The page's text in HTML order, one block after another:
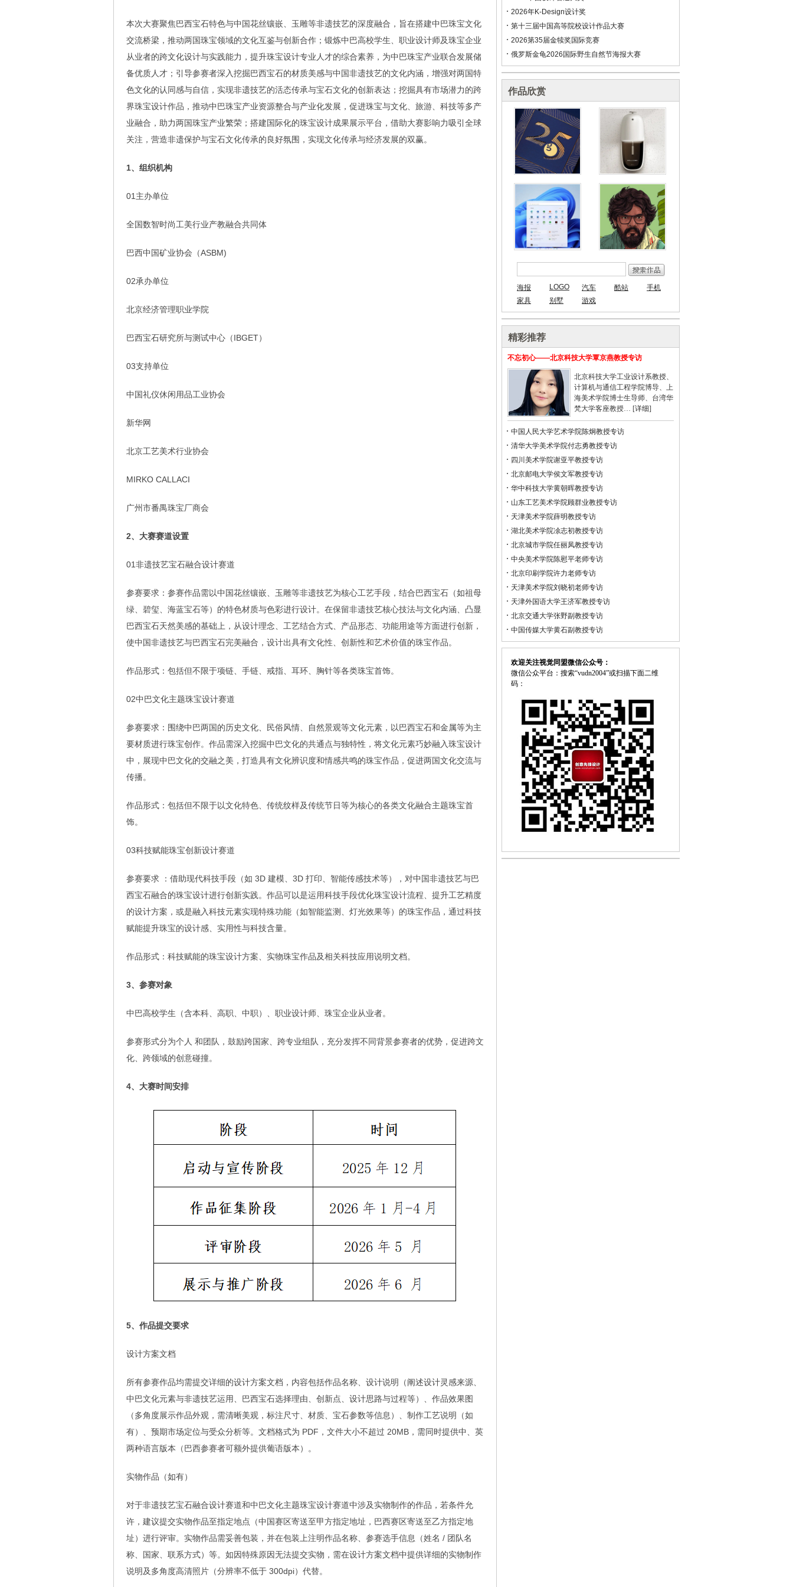
本次大赛聚焦巴西宝石特色与中国花丝镶嵌、玉雕等非遗技艺的深度融合，旨在搭建中巴珠宝文化
交流桥梁，推动两国珠宝领域的文化互鉴与创新合作；锻炼中巴高校学生、职业设计师及珠宝企业
从业者的跨文化设计与实践能力，提升珠宝设计专业人才的综合素养，为中巴珠宝产业联合发展储
备优质人才；引导参赛者深入挖掘巴西宝石的材质美感与中国非遗技艺的文化内涵，增强对两国特
色文化的认同感与自信，实现非遗技艺的活态传承与宝石文化的创新表达；挖掘具有市场潜力的跨
界珠宝设计作品，推动中巴珠宝产业资源整合与产业化发展，促进珠宝与文化、旅游、科技等多产
业融合，助力两国珠宝产业繁荣；搭建国际化的珠宝设计成果展示平台，借助大赛影响力吸引全球
关注，营造非遗保护与宝石文化传承的良好氛围，实现文化传承与经济发展的双赢。
1、组织机构
01主办单位
全国数智时尚工美行业产教融合共同体
巴西中国矿业协会（ASBM)
02承办单位
北京经济管理职业学院
巴西宝石研究所与测试中心（IBGET）
03支持单位
中国礼仪休闲用品工业协会
新华网
北京工艺美术行业协会
MIRKO CALLACI
广州市番禺珠宝厂商会
2、大赛赛道设置
01非遗技艺宝石融合设计赛道
参赛要求：参赛作品需以中国花丝镶嵌、玉雕等非遗技艺为核心工艺手段，结合巴西宝石（如祖母
绿、碧玺、海蓝宝石等）的特色材质与色彩进行设计。在保留非遗技艺核心技法与文化内涵、凸显
巴西宝石天然美感的基础上，从设计理念、工艺结合方式、产品形态、功能用途等方面进行创新，
使中国非遗技艺与巴西宝石完美融合，设计出具有文化性、创新性和艺术价值的珠宝作品。
作品形式：包括但不限于项链、手链、戒指、耳环、胸针等各类珠宝首饰。
02中巴文化主题珠宝设计赛道
参赛要求：围绕中巴两国的历史文化、民俗风情、自然景观等文化元素，以巴西宝石和金属等为主
要材质进行珠宝创作。作品需深入挖掘中巴文化的共通点与独特性，将文化元素巧妙融入珠宝设计
中，展现中巴文化的交融之美，打造具有文化辨识度和情感共鸣的珠宝作品，促进两国文化交流与
传播。
作品形式：包括但不限于以文化特色、传统纹样及传统节日等为核心的各类文化融合主题珠宝首
饰。
03科技赋能珠宝创新设计赛道
参赛要求 ：借助现代科技手段（如 3D 建模、3D 打印、智能传感技术等），对中国非遗技艺与巴
西宝石融合的珠宝设计进行创新实践。作品可以是运用科技手段优化珠宝设计流程、提升工艺精度
的设计方案，或是融入科技元素实现特殊功能（如智能监测、灯光效果等）的珠宝作品，通过科技
赋能提升珠宝的设计感、实用性与科技含量。
作品形式：科技赋能的珠宝设计方案、实物珠宝作品及相关科技应用说明文档。
3、参赛对象
中巴高校学生（含本科、高职、中职）、职业设计师、珠宝企业从业者。
参赛形式分为个人 和团队，鼓励跨国家、跨专业组队，充分发挥不同背景参赛者的优势，促进跨文
化、跨领域的创意碰撞。
4、大赛时间安排
5、作品提交要求
设计方案文档
所有参赛作品均需提交详细的设计方案文档，内容包括作品名称、设计说明（阐述设计灵感来源、
中巴文化元素与非遗技艺运用、巴西宝石选择理由、创新点、设计思路与过程等）、作品效果图
（多角度展示作品外观，需清晰美观，标注尺寸、材质、宝石参数等信息）、制作工艺说明（如
有）、预期市场定位与受众分析等。文档格式为 PDF，文件大小不超过 20MB，需同时提供中、英
两种语言版本（巴西参赛者可额外提供葡语版本）。
实物作品（如有）
对于非遗技艺宝石融合设计赛道和中巴文化主题珠宝设计赛道中涉及实物制作的作品，若条件允
许，建议提交实物作品至指定地点（中国赛区寄送至甲方指定地址，巴西赛区寄送至乙方指定地
址）进行评审。实物作品需妥善包装，并在包装上注明作品名称、参赛选手信息（姓名 / 团队名
称、国家、联系方式）等。如因特殊原因无法提交实物，需在设计方案文档中提供详细的实物制作
说明及多角度高清照片（分辨率不低于 300dpi）代替。
2026年K-Design设计奖
第十三届中国高等院校设计作品大赛
2026第35届金犊奖国际竞赛
俄罗斯金龟2026国际野生自然节海报大赛
作品欣赏
海报 LOGO 汽车 酷站
手机
家具
别墅 游戏
精彩推荐
不忘初心——北京科技大学覃京燕教授专访
北京科技大学工业设计系教授、
计算机与通信工程学院博导、上
海美术学院博士生导师、台湾华
梵大学客座教授… [详细]
中国人民大学艺术学院陈炯教授专访
清华大学美术学院付志勇教授专访
四川美术学院谢亚平教授专访
北京邮电大学侯文军教授专访
华中科技大学黄朝晖教授专访
山东工艺美术学院顾群业教授专访
天津美术学院薛明教授专访
湖北美术学院凃志初教授专访
北京城市学院任丽凤教授专访
中央美术学院陈慰平老师专访
北京印刷学院许力老师专访
天津美术学院刘晓初老师专访
天津外国语大学王济军教授专访
北京交通大学张野副教授专访
中国传媒大学黄石副教授专访
欢迎关注视觉同盟微信公众号：
微信公众平台：搜索“vudn2004”或扫描下面二维
码：